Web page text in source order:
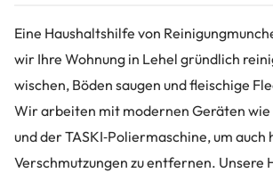
Eine Haushaltshilfe von
wir Ihre Wohnung in Lehel gründlich
wischen, Böden saugen und fleischige
Wir arbeiten mit modernen Geräten wie
und der TASKI‑Poliermaschine, um
Verschmutzungen zu entfernen. Unsere